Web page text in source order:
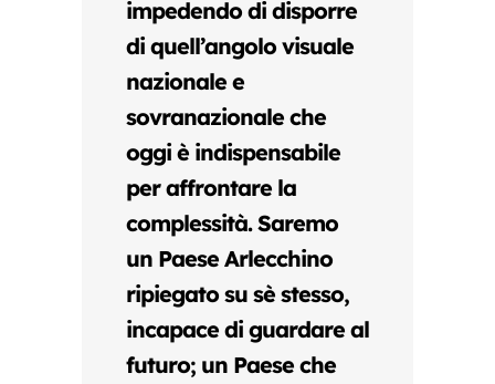
impedendo di disporre
di quell’angolo visuale
nazionale e
sovranazionale che
oggi è indispensabile
per affrontare la
complessità. Saremo
un Paese Arlecchino
ripiegato su sè stesso,
incapace di guardare al
futuro; un Paese che